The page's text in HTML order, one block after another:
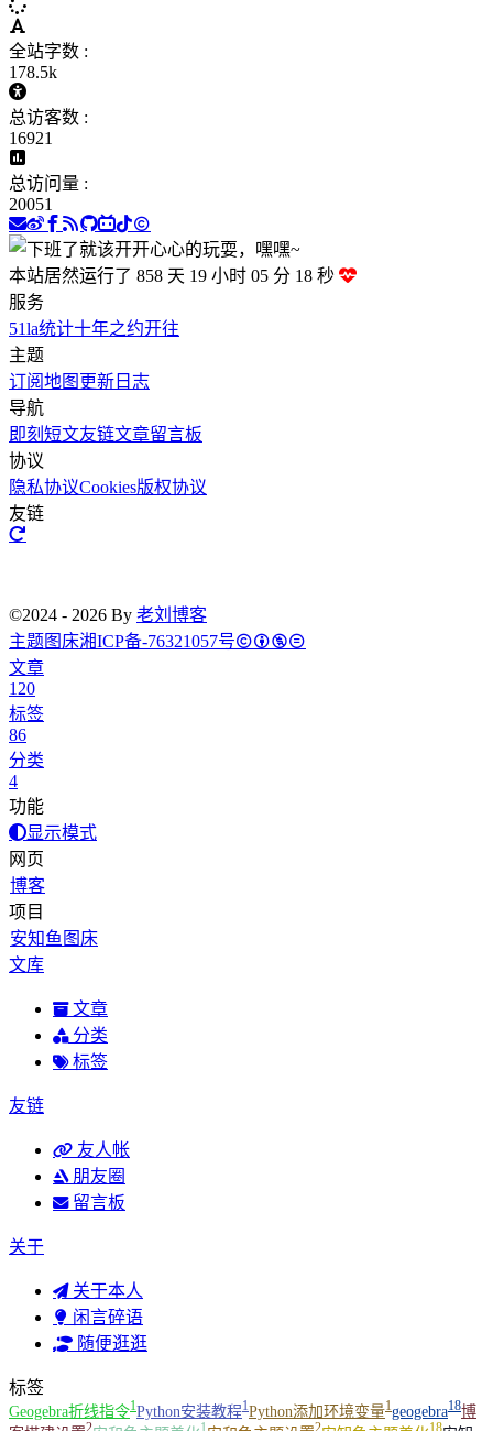
全站字数 :
178.5k
总访客数 :
16921
总访问量 :
20051
本站居然运行了 858 天 19 小时 05 分 19 秒
服务
51la统计十年之约开往
主题
订阅地图 更新日志
导航
即刻短文友链文章留言板
协议
隐私协议Cookies版权协议
友链
©2024 - 2026 By 老刘博客
主题 图床湘ICP备-76321057号
文章
120
标签
86
分类
4
功能
显示模式
网页
博客
项目
安知鱼图床
文库
文章
分类
标签
友链
友人帐
朋友圈
留言板
关于
关于本人
闲言碎语
随便逛逛
标签
Geogebra折线指令1Python安装教程1Python添加环境变量1geogebra18博